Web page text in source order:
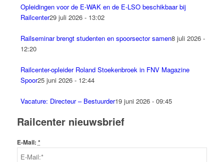
Opleidingen voor de E-WAK en de E-LSO beschikbaar bij
Railcenter29 juli 2026 - 13:02
Railseminar brengt studenten en spoorsector samen8 juli 2026 -
12:20
Railcenter-opleider Roland Stoekenbroek in FNV Magazine
Spoor25 juni 2026 - 12:44
Vacature: Directeur – Bestuurder19 juni 2026 - 09:45
Railcenter nieuwsbrief
E-Mail: *